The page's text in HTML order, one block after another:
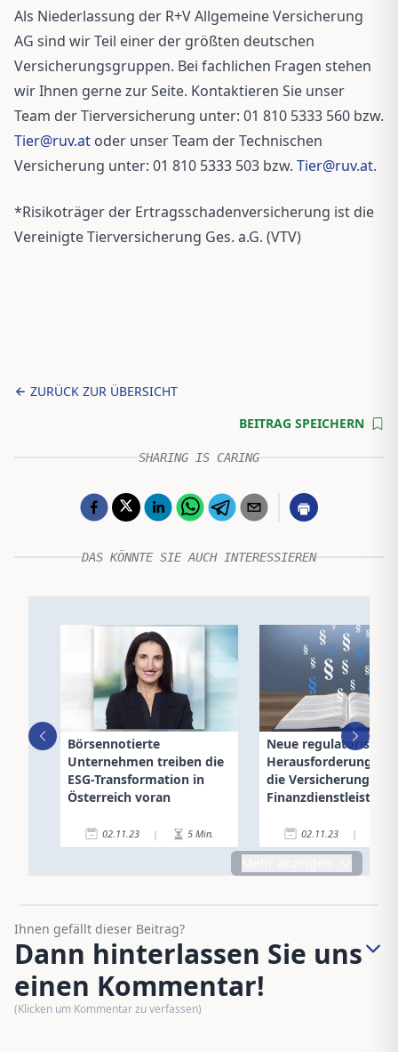
Als Niederlassung der R+V Allgemeine Versicherung
AG sind wir Teil einer der größten deutschen
Versicherungsgruppen. Bei fachlichen Fragen stehen
wir Ihnen gerne zur Seite. Kontaktieren Sie unser
Team der Tierversicherung unter: 01 810 5333 560 bzw.
Tier@ruv.at oder unser Team der Technischen
Versicherung unter: 01 810 5333 503 bzw. Tier@ruv.at.
*Risikoträger der Ertragsschadenversicherung ist die
Vereinigte Tierversicherung Ges. a.G. (VTV)
ZURÜCK ZUR ÜBERSICHT
BEITRAG SPEICHERN
SHARING IS CARING
DAS KÖNNTE SIE AUCH INTERESSIEREN
Börsennotierte
Unternehmen treiben die
ESG-Transformation in
Österreich voran
02.11.23 | 5 Min.
Neue regulatorische
Herausforderungen
die Versicherungs-
Finanzdienstleistung
02.11.23 |
Ihnen gefällt dieser Beitrag?
Dann hinterlassen Sie uns
einen Kommentar!
(Klicken um Kommentar zu verfassen)